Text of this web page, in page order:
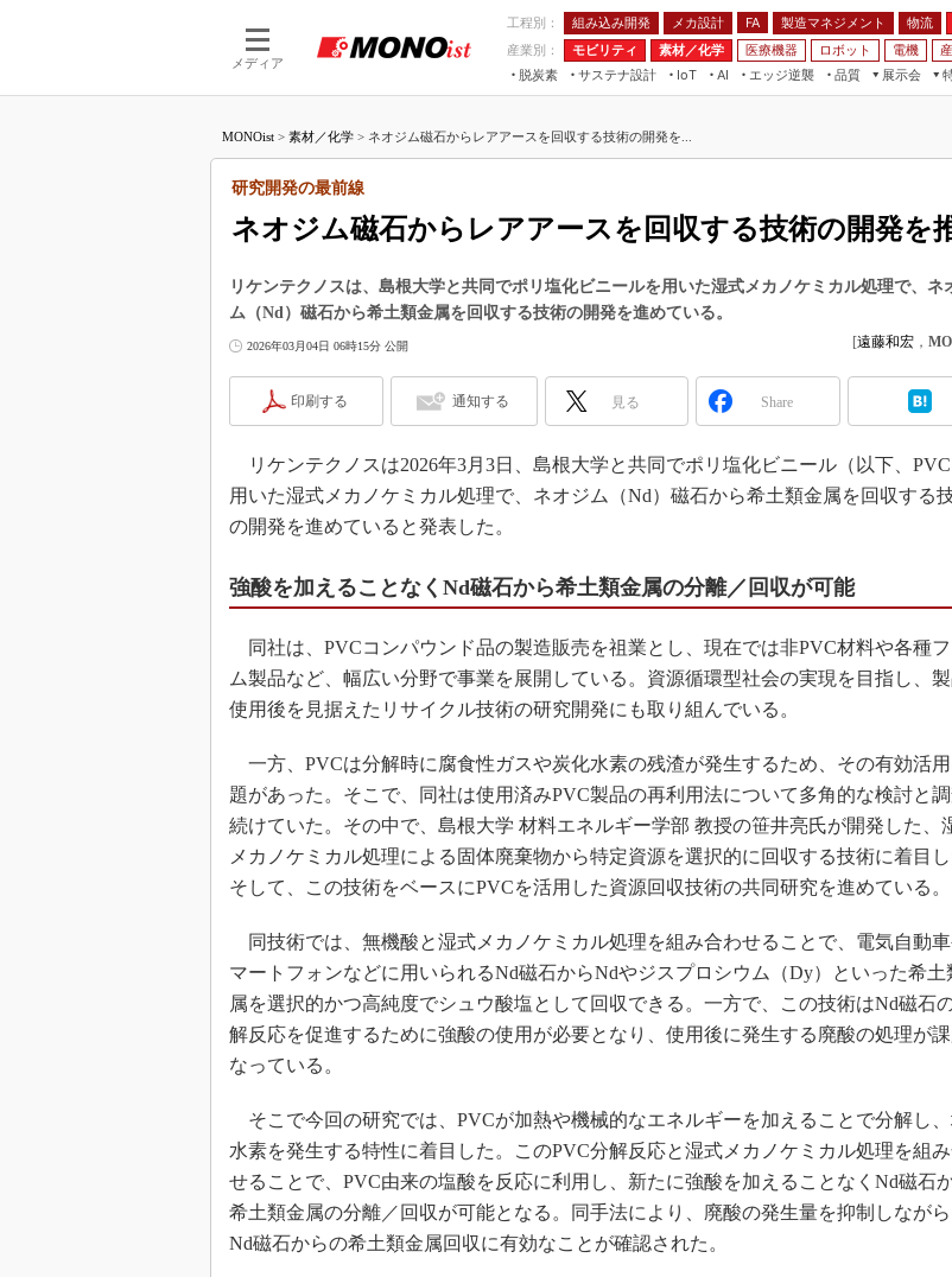
メディア
工程別： 組み込み開発 メカ設計 FA 製造マネジメント 物流
産業別：
モビリティ 素材／化学 医療機器 ロボット 電機
脱炭素
サステナ設計
IoT
つながる工場
AI
AI×設備保全
エッジ逆襲 品質
展示会
JIMTOF
IIFES
ジャパンモビリティショー
人テク展
スマート工場EXPO
日本ものづくりワールド
フィールドサービス
FPGA
組み込み画像技術
Windows Embedded
車載ソフト開発
ISO26262
無償設計ツール
デジタルツインとCAE
S＆OP
インダストリー4.0
イノベーション
製造業ビッグデータ
メイドインジャパン
植物工場
知財マネジメント
海外生産
制御セキュリティ
新型コロナへの対応
モビリティ
素材／化学
MONOist > 素材／化学 > ネオジム磁石からレアアースを回収する技術の開発を...
ネオジム磁石からレアアースを回収する技術の開発を
研究開発の最前線
リケンテクノスは、島根大学と共同でポリ塩化ビニールを用いた湿式メカノケミカル処理で、ネ
ム（Nd）磁石から希土類金属を回収する技術の開発を進めている。
2026年03月04日 06時15分 公開 [遠藤和宏 ，
印刷する 通知する 見る Share
リケンテクノスは2026年3月3日、島根大学と共同でポリ塩化ビニール（以下、
用いた湿式メカノケミカル処理で、ネオジム（Nd）磁石から希土類金属を回収する
の開発を進めていると発表した。
強酸を加えることなくNd磁石から希土類金属の分離／回収が可能
同社は、PVCコンパウンド品の製造販売を祖業とし、現在では非PVC材料や各種
ム製品など、幅広い分野で事業を展開している。資源循環型社会の実現を目指し、
使用後を見据えたリサイクル技術の研究開発にも取り組んでいる。
一方、PVCは分解時に腐食性ガスや炭化水素の残渣が発生するため、その有効活
題があった。そこで、同社は使用済みPVC製品の再利用法について多角的な検討と
続けていた。その中で、島根大学 材料エネルギー学部 教授の笹井亮氏が開発した、
メカノケミカル処理による固体廃棄物から特定資源を選択的に回収する技術に着目し
そして、この技術をベースにPVCを活用した資源回収技術の共同研究を進めている。
同技術では、無機酸と湿式メカノケミカル処理を組み合わせることで、電気自動車
マートフォンなどに用いられるNd磁石からNdやジスプロシウム（Dy）といった希土
属を選択的かつ高純度でシュウ酸塩として回収できる。一方で、この技術はNd磁石
解反応を促進するために強酸の使用が必要となり、使用後に発生する廃酸の処理が課
なっている。
そこで今回の研究では、PVCが加熱や機械的なエネルギーを加えることで分解し
水素を発生する特性に着目した。このPVC分解反応と湿式メカノケミカル処理を組
せることで、PVC由来の塩酸を反応に利用し、新たに強酸を加えることなくNd磁石
希土類金属の分離／回収が可能となる。同手法により、廃酸の発生量を抑制しながら
Nd磁石からの希土類金属回収に有効なことが確認された。